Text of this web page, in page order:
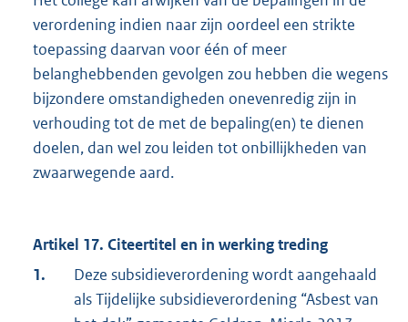
verordening indien naar zijn oordeel een strikte
toepassing daarvan voor één of meer
belanghebbenden gevolgen zou hebben die wegens
bijzondere omstandigheden onevenredig zijn in
verhouding tot de met de bepaling(en) te dienen
doelen, dan wel zou leiden tot onbillijkheden van
zwaarwegende aard.
Artikel 17. Citeertitel en in werking treding
1.
Deze subsidieverordening wordt aangehaald
als Tijdelijke subsidieverordening “Asbest van